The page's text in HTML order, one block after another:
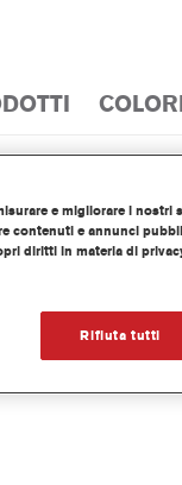
e migliorare i nostri
contenuti e annunci
diritti in materia di
Rifiuta tutti